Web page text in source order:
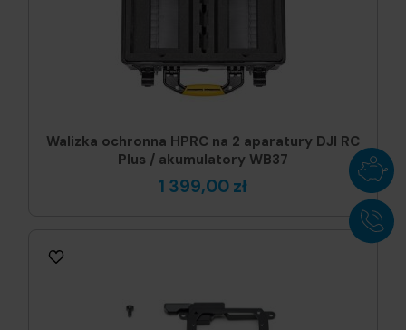
Walizka ochronna HPRC na 2 aparatury DJI RC
Plus / akumulatory WB37
1 399,00 zł